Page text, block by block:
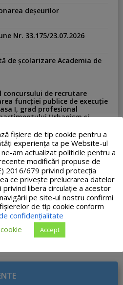
deșeurilor
Nr. 33.175/23.07.2026
de școlarizare Academia de
al concursului de recrutare
funcției publice de execuție
I, grad profesional
Urbanism și
fişiere de tip cookie pentru a
experiența ta pe Website-ul
am actualizat politicile pentru a
modificări propuse de
2016/679 privind protecția
ce privește prelucrarea datelor
privind libera circulație a acestor
pe site-ul nostru confirmi
de tip cookie conform
confidențialitate
Accept